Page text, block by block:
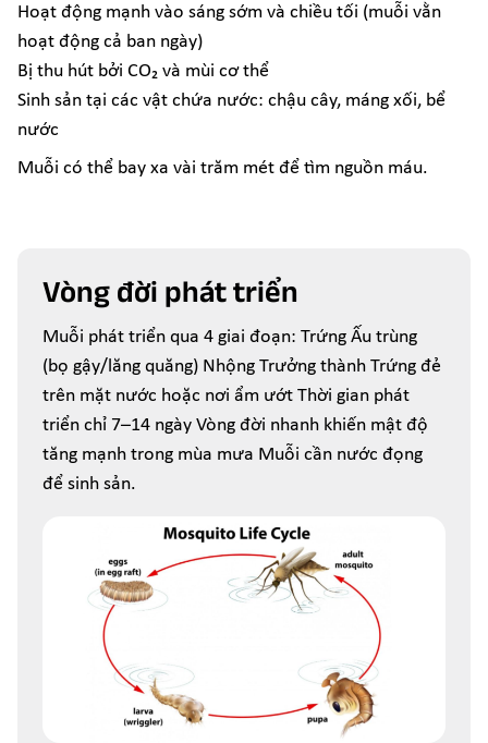
Hoạt động mạnh vào sáng sớm và chiều tối (muỗi vằn
hoạt động cả ban ngày)
Bị thu hút bởi CO₂ và mùi cơ thể
Sinh sản tại các vật chứa nước: chậu cây, máng xối, bể
nước
Muỗi có thể bay xa vài trăm mét để tìm nguồn máu.
Vòng đời phát triển
Muỗi phát triển qua 4 giai đoạn: Trứng Ấu trùng
(bọ gậy/lăng quăng) Nhộng Trưởng thành Trứng đẻ
trên mặt nước hoặc nơi ẩm ướt Thời gian phát
triển chỉ 7–14 ngày Vòng đời nhanh khiến mật độ
tăng mạnh trong mùa mưa Muỗi cần nước đọng
để sinh sản.